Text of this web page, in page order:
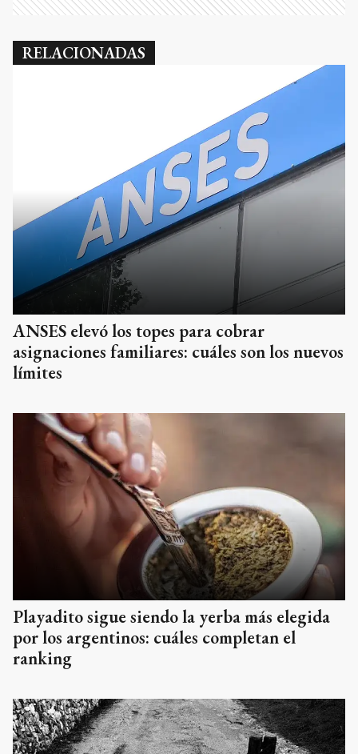
RELACIONADAS
ANSES elevó los topes para cobrar
asignaciones familiares: cuáles son los nuevos
límites
Playadito sigue siendo la yerba más elegida
por los argentinos: cuáles completan el
ranking